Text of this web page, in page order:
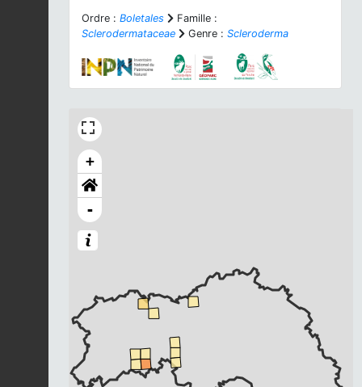
Ordre : Boletales
Famille :
Sclerodermataceae
Genre : Scleroderma
+
-